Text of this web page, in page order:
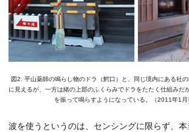
図2. 平山薬師の鳴らし物のドラ（鰐口）と、同じ境内にある社
に見えるが、一方は緒の上部のふくらみでドラをたたく仕組みだ
を振って鳴らすようになっている。（2011年1月
波を使うというのは、センシングに限らず、